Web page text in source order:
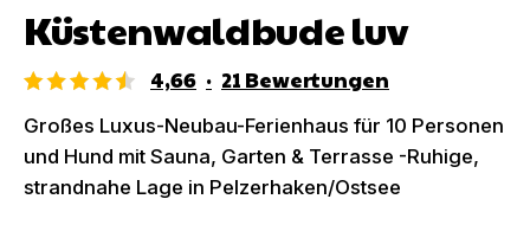
Küstenwaldbude luv
4,66 · 21 Bewertungen
Großes Luxus-Neubau-Ferienhaus für 10 Personen
und Hund mit Sauna, Garten & Terrasse -Ruhige,
strandnahe Lage in Pelzerhaken/Ostsee